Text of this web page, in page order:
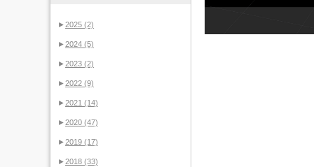
►2025 (2)
►2024 (5)
►2023 (2)
►2022 (9)
►2021 (14)
►2020 (47)
►2019 (17)
►2018 (33)